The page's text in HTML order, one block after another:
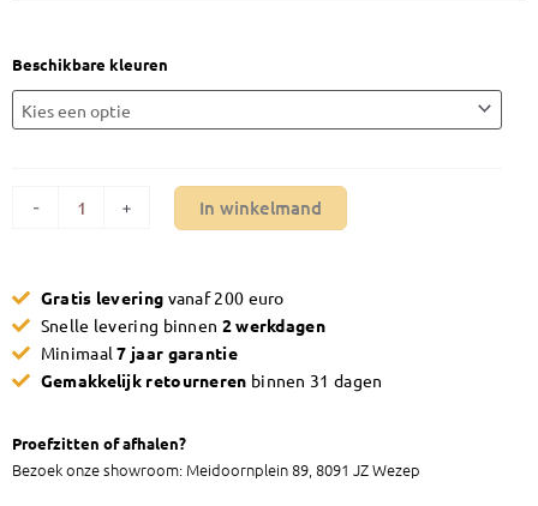
Beschikbare kleuren
-
Salontafel
Maxfurn
Simon
+ In winkelmand
Gratis levering vanaf 200 euro
Snelle levering binnen 2 werkdagen
Minimaal7 jaar garantie
Gemakkelijk retourneren binnen 31 dagen
Proefzitten of afhalen?
Bezoek onze showroom: Meidoornplein 89, 8091 JZ Wezep